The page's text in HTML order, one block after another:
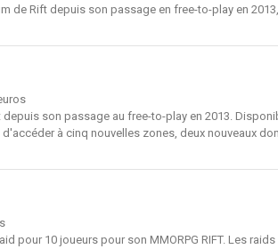
de Rift depuis son passage en free-to-play en
son passage au free-to-play en 2013.
à cinq nouvelles zones, deux nouveaux
pour 10 joueurs pour son MMORPG RIFT. Les